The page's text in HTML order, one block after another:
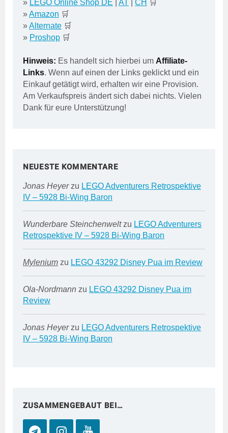
» LEGO Online Shop DE AT CH 🛒
»Amazon 🛒
»Alternate 🛒
» Proshop 🛒
Hinweis: Es handelt sich hierbei um Affiliate-
Links. Wenn auf einen der Links geklickt und ein
Einkauf getätigt wird, erhalten wir eine Provision.
Am Verkaufspreis ändert sich dabei nichts. Vielen
Dank für eure Unterstützung!
NEUESTE KOMMENTARE
Jonas Heyerzu LEGO Adventurers Retrospektive
IV – 5928 Bi-Wing Baron
Wunderbare Steinchenweltzu LEGO Adventurers
Retrospektive IV – 5928 Bi-Wing Baron
Mylenium zu LEGO 43292 Disney Pua im Review
Ola-Nordmann zu LEGO 43292 Disney Pua im
Review
Jonas Heyerzu LEGO Adventurers Retrospektive
IV – 5928 Bi-Wing Baron
ZUSAMMENGEBAUT BEI…